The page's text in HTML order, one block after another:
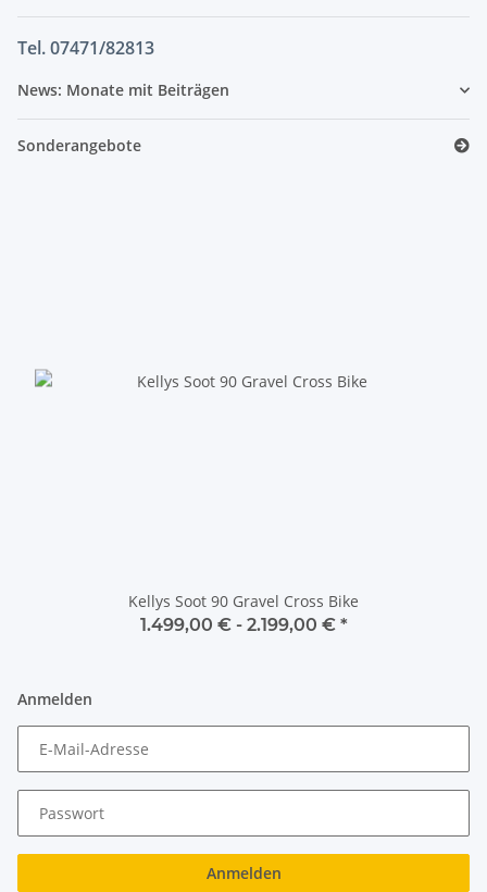
Tel. 07471/82813
News: Monate mit Beiträgen
Sonderangebote
Kellys Soot 90 Gravel Cross Bike
1.499,00 € - 2.199,00 € *
Anmelden
E-Mail-Adresse
Passwort
Anmelden